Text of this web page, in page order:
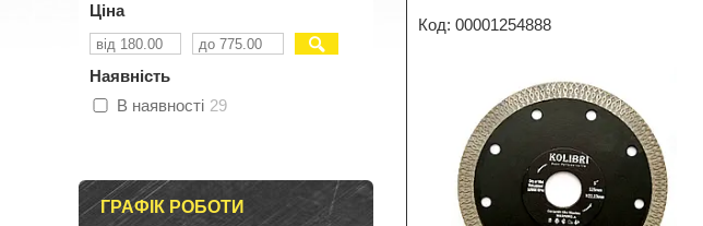
00001254888
Ціна
Наявність
В наявності 29
ГРАФІК РОБОТИ